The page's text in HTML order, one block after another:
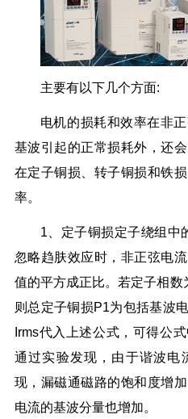
主要有以下几个方面:
电机的损耗和效率在非
基波引起的正常损耗外，还
在定子铜损、转子铜损和铁
率。
1、定子铜损定子绕组中
忽略趋肤效应时，非正弦电
值的平方成正比。若定子相数
则总定子铜损P1为包括基波
Irms代入上述公式，可得公
通过实验发现，由于谐波电
现，漏磁通磁路的饱和度增
电流的基波分量也增加。